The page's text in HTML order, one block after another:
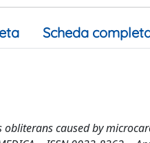
Scheda
caused by